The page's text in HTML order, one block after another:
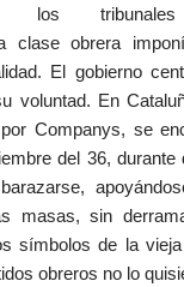
los tribunales
clase obrera
El gobierno
voluntad. En
Companys, se
del 36,
masas, sin
símbolos de la
obreros no lo